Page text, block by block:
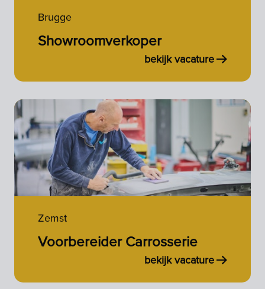
Brugge
Showroomverkoper
bekijk vacature
Zemst
Voorbereider Carrosserie
bekijk vacature